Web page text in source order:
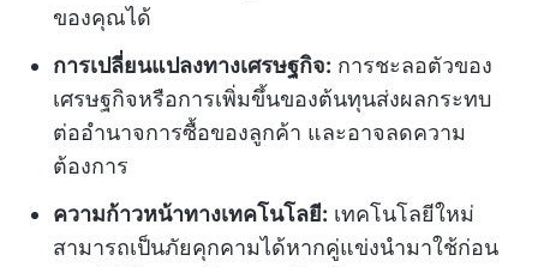
ของคุณได้
การเปลี่ยนแปลงทางเศรษฐกิจ: การชะลอตัวของ
เศรษฐกิจหรือการเพิ่มขึ้นของต้นทุนส่งผลกระทบ
ต่ออำนาจการซื้อของลูกค้า และอาจลดความ
ต้องการ
ความก้าวหน้าทางเทคโนโลยี: เทคโนโลยีใหม่
สามารถเป็นภัยคุกคามได้หากคู่แข่งนำมาใช้ก่อน